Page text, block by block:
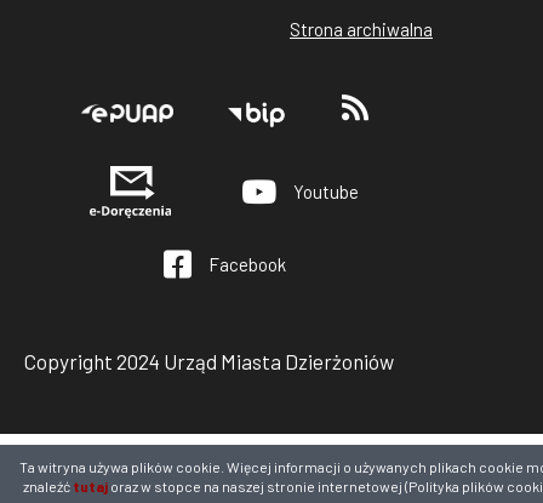
Ta witryna używa plików cookie. Więcej informacji o używanych plikach cookie
znaleźć tutajoraz w stopce na naszej stronie internetowej (Polityka plików
Strona archiwalna
Stopka
Youtube
Facebook
Copyright 2024 Urząd Miasta Dzierżoniów